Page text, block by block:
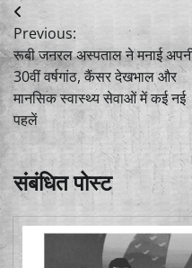
Post
navigation
Previous:
रूबी जनरल अस्पताल ने मनाई
30वीं वर्षगांठ, कैंसर देखभाल और
मानसिक स्वास्थ्य सेवाओं में कई नई
पहलें
संबंधित पोस्ट